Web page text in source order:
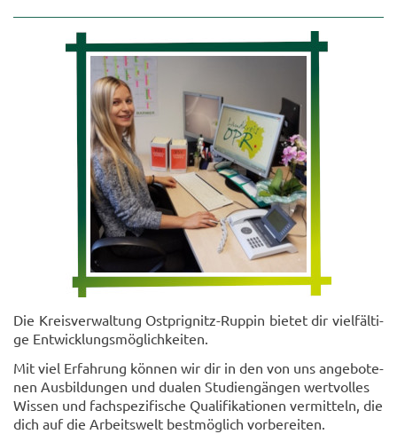
Die Kreis­ver­wal­tung Ostprignitz-​Ruppin bie­tet dir viel­fäl­ti­
ge Ent­wick­lungs­mög­lich­kei­ten.
Mit viel Er­fah­rung kön­nen wir dir in den von uns an­ge­bo­te­
nen Aus­bil­dun­gen und dua­len Stu­di­en­gän­gen wert­vol­les
Wis­sen und fach­spe­zi­fi­sche Qua­li­fi­ka­tio­nen ver­mit­teln, die
dich auf die Ar­beits­welt best­mög­lich vor­be­rei­ten.